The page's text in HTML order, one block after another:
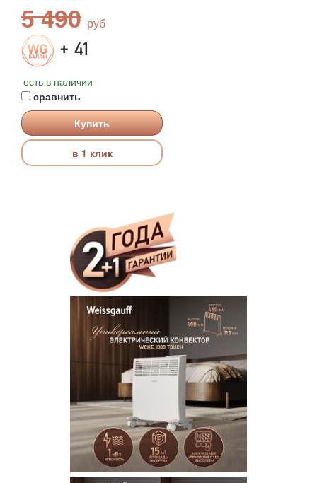
5 490
+ 41
есть в наличии
сравнить
Купить
в 1 клик